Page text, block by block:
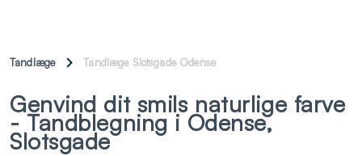
Tandlæge Tandlæge Slotsgade Odense
Genvind dit smils naturlige farve
- Tandblegning i Odense,
Slotsgade